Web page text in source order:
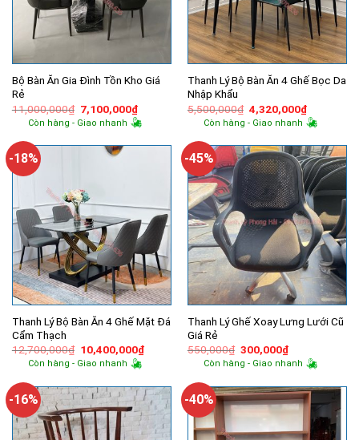
Bộ Bàn Ăn Gia Đình Tồn Kho Giá
Rẻ
11,000,000₫ Giá
gốc
là:
7,100,000₫Giá
hiện
tại
7,100,000₫.
Còn hàng - Giao nhanh
Thanh Lý Bộ Bàn Ăn 4 Ghế Bọc Da
Nhập Khẩu
5,500,000₫ Giá
gốc
là:
4,320,000₫Giá
hiện
tại
Còn hàng - Giao nhanh
-18%
Thanh Lý Bộ Bàn Ăn 4 Ghế Mặt Đá
Cẩm Thạch
12,700,000₫ Giá
gốc
là:
10,400,000₫Giá
hiện
10,400,000₫.
Còn hàng - Giao nhanh
-45%
Thanh Lý Ghế Xoay Lưng Lưới Cũ
Giá Rẻ
550,000₫ Giá
gốc
là:
300,000₫Giá
hiện
tại
300,000₫.
Còn hàng - Giao nhanh
-16% -40%